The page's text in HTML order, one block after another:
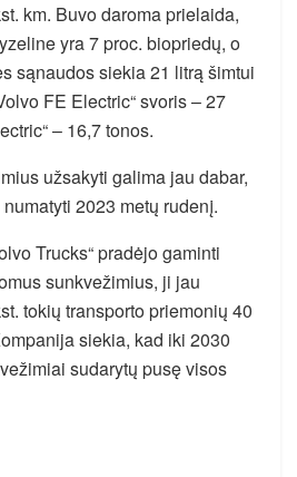
km. Buvo daroma prielaida,
yra 7 proc. biopriedų, o
sąnaudos siekia 21 litrą šimtui
FE Electric“ svoris – 27
– 16,7 tonos.
užsakyti galima jau dabar,
2023 metų rudenį.
Trucks“ pradėjo gaminti
sunkvežimius, ji jau
tokių transporto priemonių 40
siekia, kad iki 2030
sudarytų pusę visos